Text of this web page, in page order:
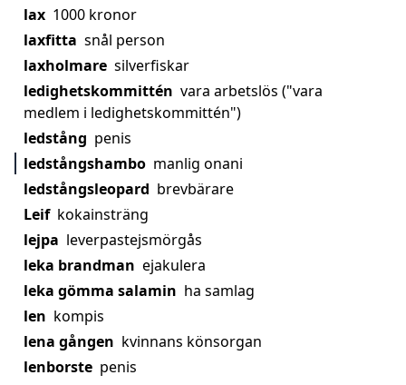
lax 1000 kronor
laxfitta snål person
laxholmare silverfiskar
ledighetskommittén vara arbetslös ("vara
medlem i ledighetskommittén")
ledstång penis
ledstångshambo manlig onani
ledstångsleopard brevbärare
Leif kokainsträng
lejpa leverpastejsmörgås
leka brandman ejakulera
leka gömma salamin ha samlag
len kompis
lena gången kvinnans könsorgan
lenborste penis